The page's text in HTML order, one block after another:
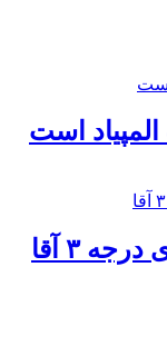
است
۳ آقا